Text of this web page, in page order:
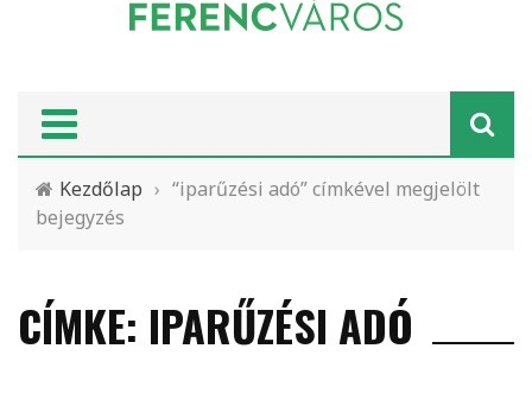
Kezdőlap › “iparűzési adó” címkével megjelölt
bejegyzés
CÍMKE: IPARŰZÉSI ADÓ